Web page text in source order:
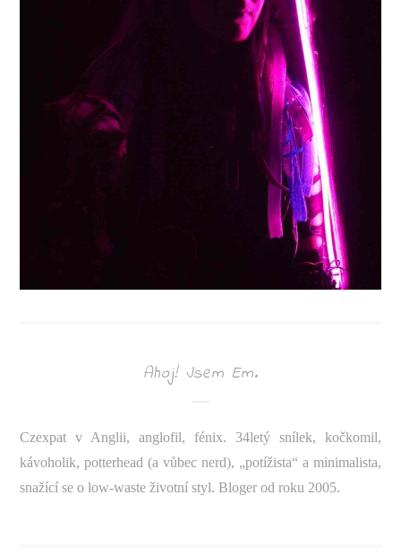
Ahoj! Jsem Em.
Czexpat v Anglii, anglofil, fénix. 34letý snílek, kočkomil,
kávoholik, potterhead (a vůbec nerd), „potížista“ a minimalista,
snažící se o low-waste životní styl. Bloger od roku 2005.